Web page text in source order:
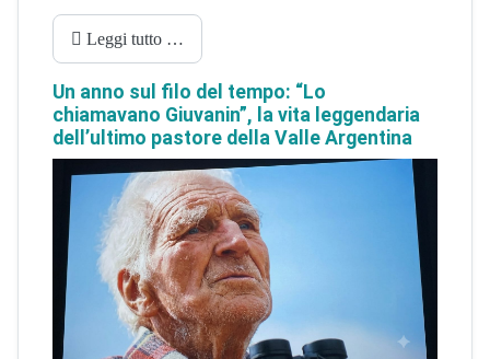
Leggi tutto …
Un anno sul filo del tempo: “Lo
chiamavano Giuvanin”, la vita leggendaria
dell’ultimo pastore della Valle Argentina